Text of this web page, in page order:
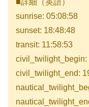
■詳細（英語）
sunrise: 05:08:58
sunset: 18:48:48
transit: 11:58:53
civil_twilight_begin:
civil_twilight_end: